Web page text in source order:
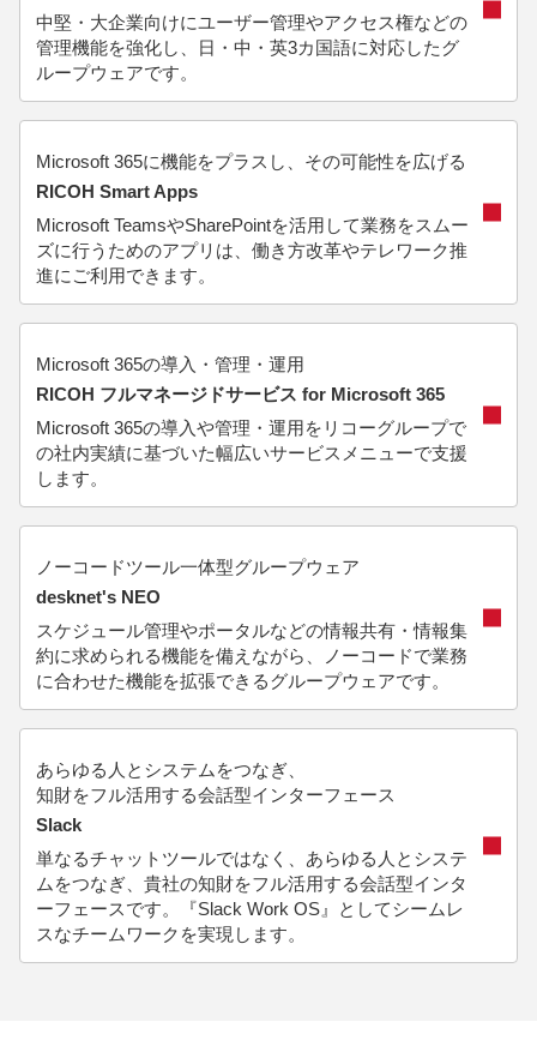
中堅・大企業向けにユーザー管理やアクセス権などの
管理機能を強化し、日・中・英3カ国語に対応したグ
ループウェアです。
Microsoft 365に機能をプラスし、その可能性を広げる
RICOH Smart Apps
Microsoft TeamsやSharePointを活用して業務をスムー
ズに行うためのアプリは、働き方改革やテレワーク推
進にご利用できます。
Microsoft 365の導入・管理・運用
RICOH フルマネージドサービス for Microsoft 365
Microsoft 365の導入や管理・運用をリコーグループで
の社内実績に基づいた幅広いサービスメニューで支援
します。
ノーコードツール一体型グループウェア
desknet's NEO
スケジュール管理やポータルなどの情報共有・情報集
約に求められる機能を備えながら、ノーコードで業務
に合わせた機能を拡張できるグループウェアです。
あらゆる人とシステムをつなぎ、
知財をフル活用する会話型インターフェース
Slack
単なるチャットツールではなく、あらゆる人とシステ
ムをつなぎ、貴社の知財をフル活用する会話型インタ
ーフェースです。『Slack Work OS』としてシームレ
スなチームワークを実現します。